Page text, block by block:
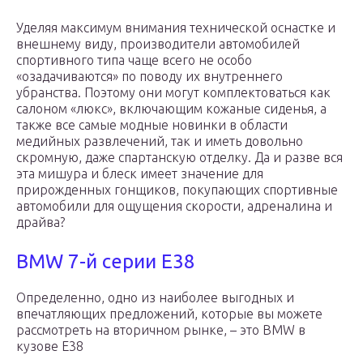
Уделяя максимум внимания технической оснастке и
внешнему виду, производители автомобилей
спортивного типа чаще всего не особо
«озадачиваются» по поводу их внутреннего
убранства. Поэтому они могут комплектоваться как
салоном «люкс», включающим кожаные сиденья, а
также все самые модные новинки в области
медийных развлечений, так и иметь довольно
скромную, даже спартанскую отделку. Да и разве вся
эта мишура и блеск имеет значение для
прирожденных гонщиков, покупающих спортивные
автомобили для ощущения скорости, адреналина и
драйва?
BMW 7-й серии E38
Определенно, одно из наиболее выгодных и
впечатляющих предложений, которые вы можете
рассмотреть на вторичном рынке, – это BMW в
кузове E38